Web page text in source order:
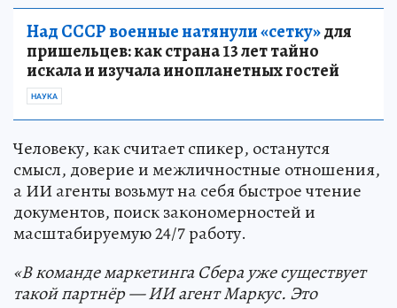
Над СССР военные натянули «сетку»для
пришельцев: как страна 13 лет тайно
искала и изучала инопланетных гостей
НАУКА
Человеку, как считает спикер, останутся
смысл, доверие и межличностные отношения,
а ИИ агенты возьмут на себя быстрое чтение
документов, поиск закономерностей и
масштабируемую 24/7 работу.
«В команде маркетинга Сбера уже существует
такой партнёр — ИИ агент Маркус. Это